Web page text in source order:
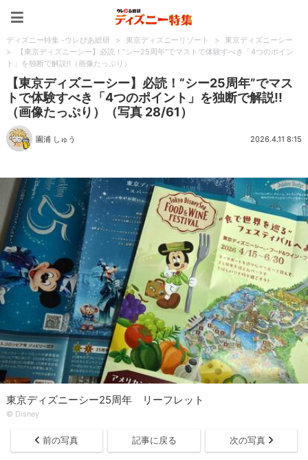
ディズニー特集 -ウレぴあ総研 > 東京ディズニーリゾート >
東京ディズニーシー
>
【東京ディズニーシー】必読！“シー25周年”でマストで体験すべき「4つのポイン
ト」を独断で解説!!（画像たっぷり）
【東京ディズニーシー】必読！“シー25周年”でマス
トで体験すべき「4つのポイント」を独断で解説!!
（画像たっぷり）（写真 28/61）
園浦 しゅう 2026.4.11 8:15
東京ディズニーシー25周年 リーフレット
© Disney
前の写真 記事に戻る 次の写真